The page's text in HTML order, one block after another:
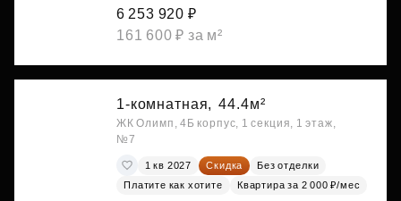
6 253 920 ₽
161 600 ₽ за м²
1-комнатная, 44.4м²
ЖК Олимп, 4Б корпус, 1 секция, 1 этаж,
№7
1 кв 2027 Скидка
Без отделки
Платите как хотите
Квартира за 2 000 ₽/мес